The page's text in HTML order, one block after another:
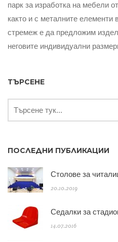
парк за изработка на мебели
както и с металните
стремеж е да предложим
неговите индивидуални
ТЪРСЕНЕ
ПОСЛЕДНИ ПУБЛИКАЦИИ
Столове за
20.10.2019
Седалки за
14.07.2016